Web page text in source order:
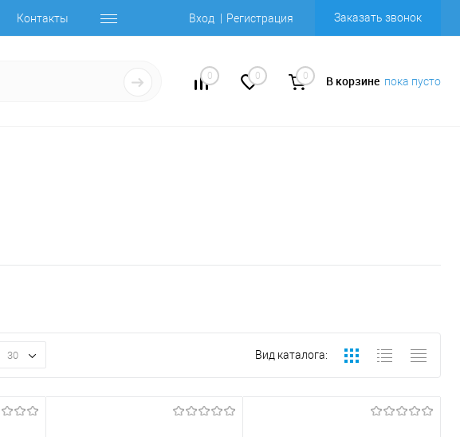
Контакты Вход Регистрация Заказать звонок
0 0 0 В корзине пока пусто
30 Вид каталога: